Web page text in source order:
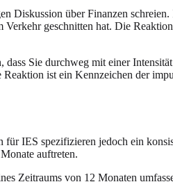
Diskussion über Finanzen schreien.
geschnitten hat. Die
Sie durchweg mit einer
ist ein Kennzeichen der
IES spezifizieren jedoch ein
auftreten.
Zeitraums von 12 Monaten